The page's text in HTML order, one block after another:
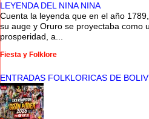
LEYENDA DEL NINA NINA
Cuenta la leyenda que en el año
su auge y Oruro se proyectaba como
prosperidad, a...
Fiesta y Folklore
ENTRADAS FOLKLORICAS DE